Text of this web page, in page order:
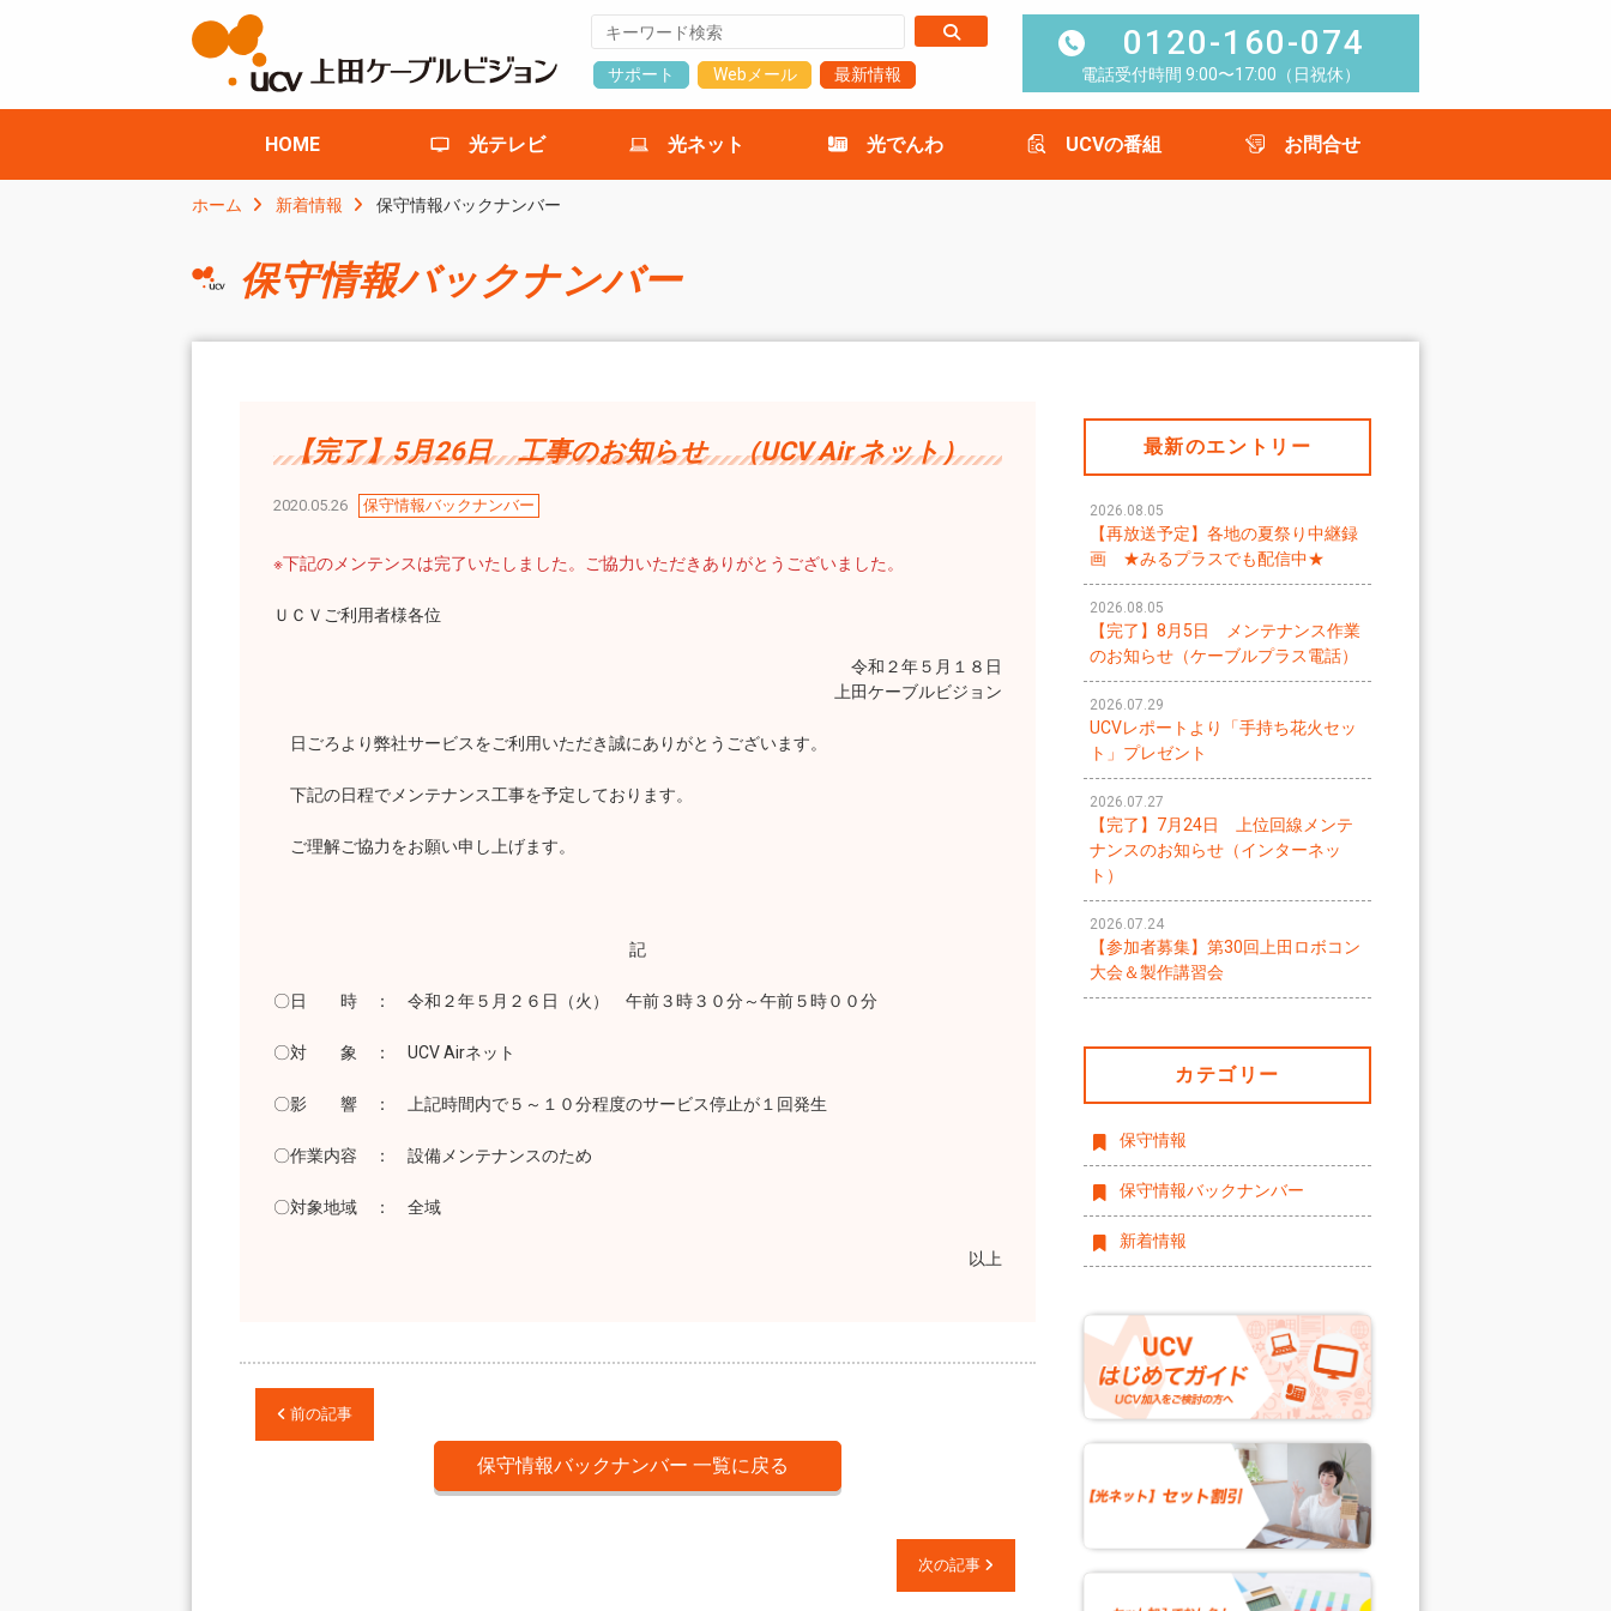
サポート Webメール 最新情報
0120-160-074
電話受付時間 9:00〜17:00（日祝休）
HOME 光テレビ 光ネット 光でんわ UCVの番組 お問合せ
ホーム 新着情報 保守情報バックナンバー
保守情報バックナンバー
【完了】5月26日 工事のお知らせ （UCV Air ネット）
2020.05.26 保守情報バックナンバー
※下記のメンテンスは完了いたしました。ご協力いただきありがとうございました。
ＵＣＶご利用者様各位
令和２年５月１８日
上田ケーブルビジョン
日ごろより弊社サービスをご利用いただき誠にありがとうございます。
下記の日程でメンテナンス工事を予定しております。
ご理解ご協力をお願い申し上げます。
記
〇日 時 ： 令和２年５月２６日（火） 午前３時３０分～午前５時００分
〇対 象 ： UCV Airネット
〇影 響 ： 上記時間内で５～１０分程度のサービス停止が１回発生
〇作業内容 ： 設備メンテナンスのため
〇対象地域 ： 全域
以上
前の記事
保守情報バックナンバー 一覧に戻る
次の記事
最新のエントリー
2026.08.05
【再放送予定】各地の夏祭り中継録
画 ★みるプラスでも配信中★
2026.08.05
【完了】8月5日 メンテナンス作業
のお知らせ（ケーブルプラス電話）
2026.07.29
UCVレポートより「手持ち花火セッ
ト」プレゼント
2026.07.27
【完了】7月24日 上位回線メンテ
ナンスのお知らせ（インターネッ
ト）
2026.07.24
【参加者募集】第30回上田ロボコン
大会＆製作講習会
カテゴリー
保守情報
保守情報バックナンバー
新着情報